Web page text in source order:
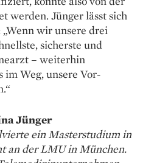
werden. Jünger lässt sich
wir unsere drei
­sicherste und
– weiterhin
im Weg, unsere Vor­
Jünger
ein Masterstudium in
an der LMU inMünchen.